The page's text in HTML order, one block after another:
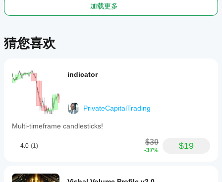
加载更多
猜您喜欢
indicator
PrivateCapitalTrading
Multi-timeframe candlesticks!
4.0 (1) $30
-37% $19